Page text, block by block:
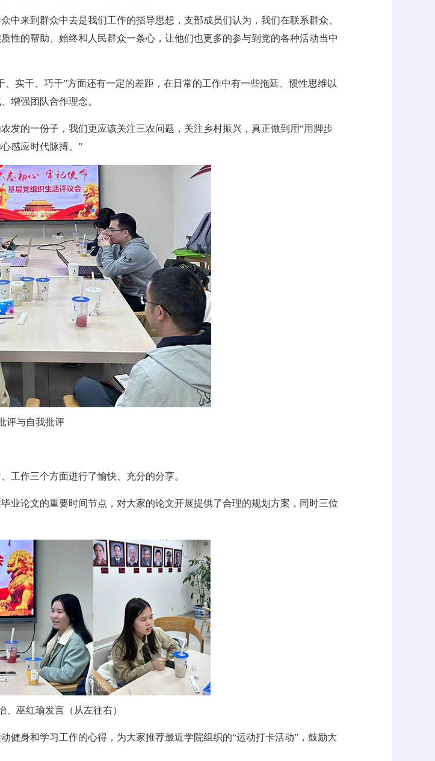
中来到群众中去是我们工作的指导思想，支部成员们认为，我们在联系群众、
性的帮助、始终和人民群众一条心，让他们也更多的参与到党的各种活动当中
实干、巧干”方面还有一定的差距，在日常的工作中有一些拖延、惯性思维以
增强团队合作理念。
发的一份子，我们更应该关注三农问题，关注乡村振兴，真正做到用“用脚步
感应时代脉搏。”
评与自我批评
工作三个方面进行了愉快、充分的分享。
业论文的重要时间节点，对大家的论文开展提供了合理的规划方案，同时三位
、巫红瑜发言（从左往右）
健身和学习工作的心得，为大家推荐最近学院组织的“运动打卡活动”，鼓励大